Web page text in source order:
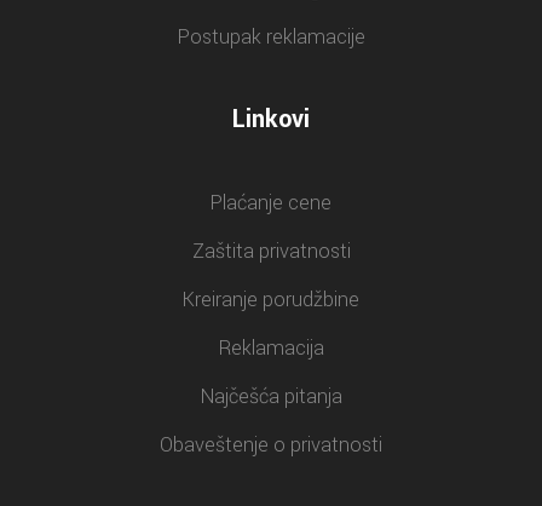
Postupak reklamacije
Linkovi
Plaćanje cene
Zaštita privatnosti
Kreiranje porudžbine
Reklamacija
Najčešća pitanja
Obaveštenje o privatnosti